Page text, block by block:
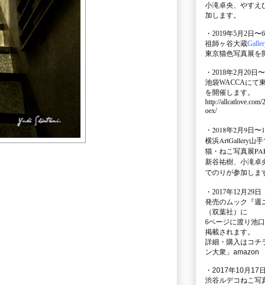
小滝卓央、やすえ
加します。
・2019年5月2日〜
祖師ヶ谷大蔵
東京猫色写真展を
・2018年2月20日
池袋WACCAにて
を開催します。
http://allcatlove.com/
oex/
・2018年2月9日〜
横浜ArtGallery山手
猫・ねこ写真展
新谷祐樹、小滝卓
でのりが参加しま
・ 2017年12月29日
発売のムック
『
（双葉社）に
6ページに渡り 池
掲載されます。
詳細・購入はコ
ン大衆」amazon
・2017年10月17
渋谷ルデコねこ写